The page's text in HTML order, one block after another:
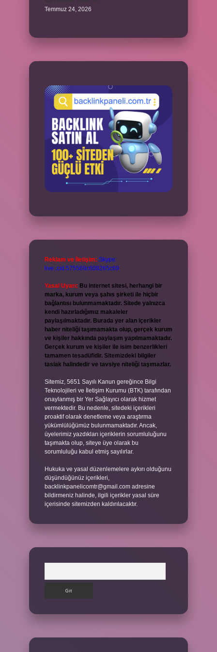
Temmuz 24, 2026
Reklam ve İletişim: Skype:
live:.cid.575569c608265c69
Yasal Uyarı: Bu internet sitesi, herhangi bir
marka, kurum veya şahıs şirketi ile hiçbir
bağlantısı bulunmamaktadır. Sitede yalnızca
kendi hazırladığımız makaleler
paylaşılmaktadır. Burada yer alan içerikler
haber niteliği taşımamakta olup, gerçek kurum
ve kişiler hakkında paylaşım yapılmamaktadır.
Gerçek kurum ve kişiler ile isim benzerlikleri
tamamen tesadüfidir. Sitemizdeki bilgiler
taslak halindedir ve tavsiye niteliği taşımazlar.
Sitemiz, 5651 Sayılı Kanun gereğince Bilgi
Teknolojileri ve İletişim Kurumu (BTK) tarafından
onaylanmış bir Yer Sağlayıcı olarak hizmet
vermektedir. Bu nedenle, sitedeki içerikleri
proaktif olarak denetleme veya araştırma
yükümlülüğümüz bulunmamaktadır. Ancak,
üyelerimiz yazdıkları içeriklerin sorumluluğunu
taşımakta olup, siteye üye olarak bu
sorumluluğu kabul etmiş sayılırlar.
Hukuka ve yasal düzenlemelere aykırı olduğunu
düşündüğünüz içerikleri,
backlinkpanelicomtr@gmail.com adresine
bildirmeniz halinde, ilgili içerikler yasal süre
içerisinde sitemizden kaldırılacaktır.